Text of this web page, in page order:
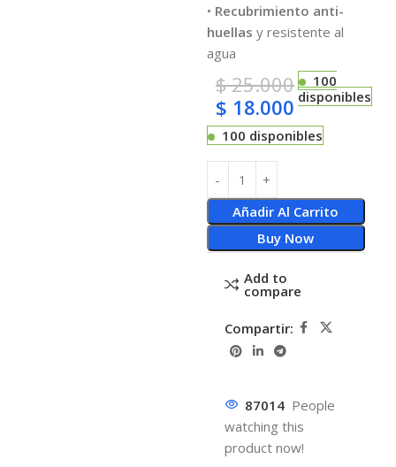
• Recubrimiento anti-
huellas y resistente al
agua
$25.000
$ 18.000
100
disponibles
100 disponibles
Añadir Al Carrito
Buy Now
Add to
compare
Compartir:
87014 People
watching this
product now!